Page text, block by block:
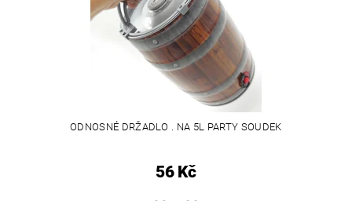
ODNOSNÉ DRŽADLO . NA 5L PARTY SOUDEK
56 Kč